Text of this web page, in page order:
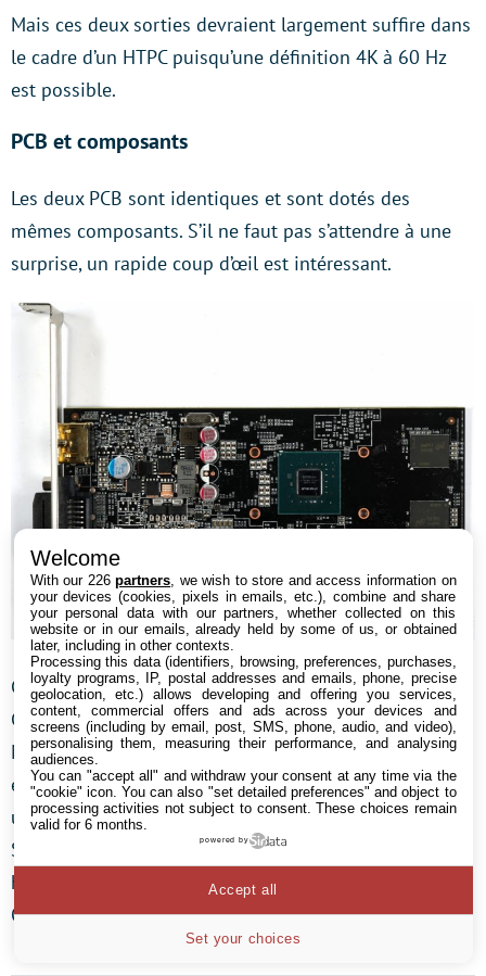
Mais ces deux sorties devraient largement suffire dans
le cadre d’un HTPC puisqu’une définition 4K à 60 Hz
est possible.
PCB et composants
Les deux PCB sont identiques et sont dotés des
mêmes composants. S’il ne faut pas s’attendre à une
surprise, un rapide coup d’œil est intéressant.
Gigabyte avait prévu à la base une seule phase pour le
GPU. Il a ensuite revu sa copie et opté pour un duo de
MOSFET afin de répartir la chaleur plus uniformément
et éviter un point chaud. Ces MOSFET sont dirigés par
un contrôleur PWM uP1666 de chez UPI
Semiconductor. En low-side, on retrouve un 6414 et en
high-side un 6508, tous deux produits par Alpha &
Omega Semiconductor.
Welcome
With our 226partners , we wish to store and access information on
your devices (cookies, pixels in emails, etc.), combine and share
your personal data with our partners, whether collected on this
website or in our emails, already held by some of us, or obtained
later, including in other contexts.
Processing this data (identifiers, browsing, preferences, purchases,
loyalty programs, IP, postal addresses and emails, phone, precise
geolocation, etc.) allows developing and offering you services,
content, commercial offers and ads across your devices and
screens (including by email, post, SMS, phone, audio, and video),
personalising them, measuring their performance, and analysing
audiences.
You can "accept all" and withdraw your consent at any time via the
"cookie" icon. You can also "set detailed preferences" and object to
processing activities not subject to consent. These choices remain
valid for 6 months.
powered by
Set your choices
Accept all